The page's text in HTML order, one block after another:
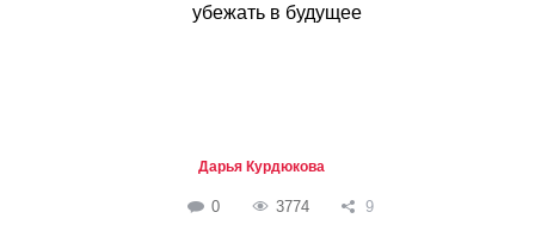
убежать в будущее
Дарья Курдюкова
0 3774 9